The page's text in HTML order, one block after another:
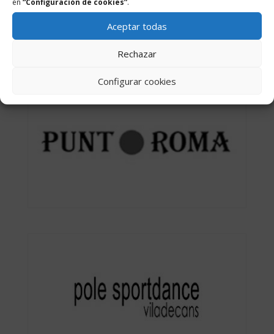
en “Configuración de cookies”.
Aceptar todas
Rechazar
Configurar cookies